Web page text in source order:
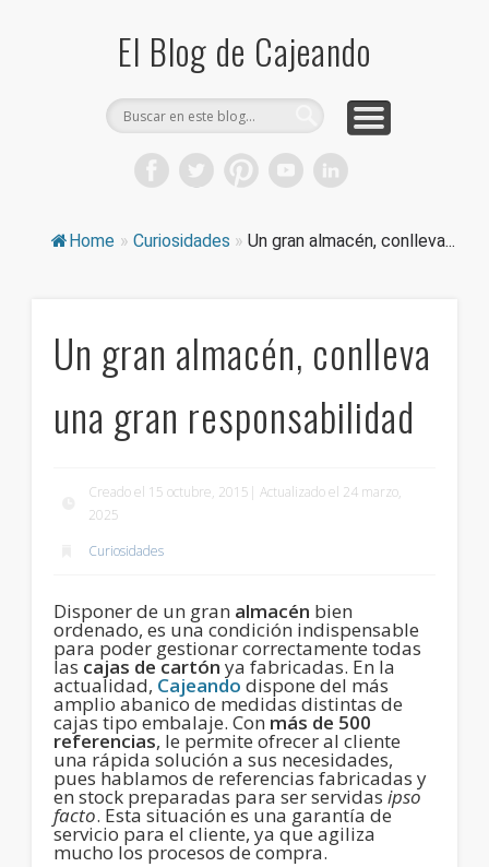
El Blog de Cajeando
Home » Curiosidades » Un gran almacén, conlleva...
Un gran almacén, conlleva
una gran responsabilidad
Creado el 15 octubre, 2015| Actualizado el 24 marzo,
2025
Curiosidades
Disponer de un gran almacén bien
ordenado, es una condición indispensable
para poder gestionar correctamente todas
las cajas de cartón ya fabricadas. En la
actualidad, Cajeando dispone del más
amplio abanico de medidas distintas de
cajas tipo embalaje. Con más de 500
referencias, le permite ofrecer al cliente
una rápida solución a sus necesidades,
pues hablamos de referencias fabricadas y
en stock preparadas para ser servidas ipso
facto. Esta situación es una garantía de
servicio para el cliente, ya que agiliza
mucho los procesos de compra.